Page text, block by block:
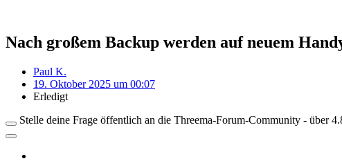
Nach großem Backup werden auf neuem
Paul K.
19. Oktober 2025 um 00:07
Erledigt
Stelle deine Frage öffentlich an die Threema-Forum-Community - über